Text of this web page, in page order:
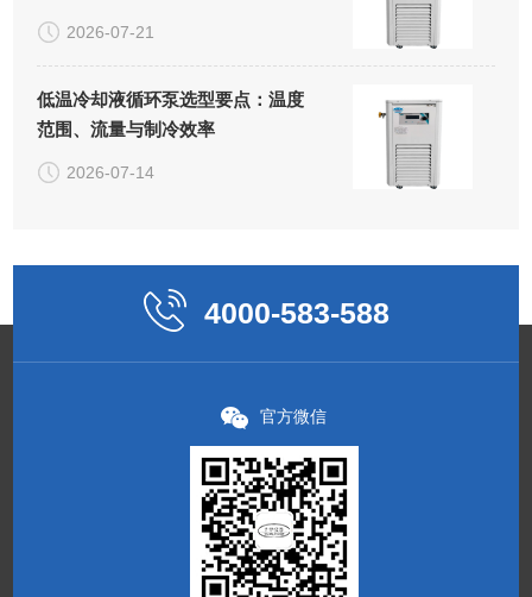
2026-07-21
低温冷却液循环泵选型要点：温度
范围、流量与制冷效率
2026-07-14
4000-583-588
官方微信